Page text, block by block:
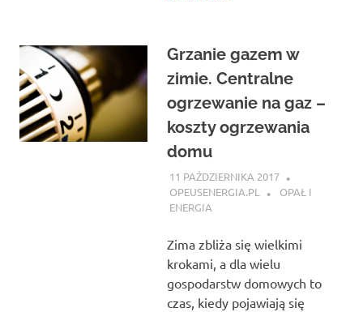
Grzanie gazem w
zimie. Centralne
ogrzewanie na gaz –
koszty ogrzewania
domu
11 PAŹDZIERNIKA 2017
OPEUSENERGIA.PL
OPAŁ I
ENERGIA
Zima zbliża się wielkimi
krokami, a dla wielu
gospodarstw domowych to
czas, kiedy pojawiają się